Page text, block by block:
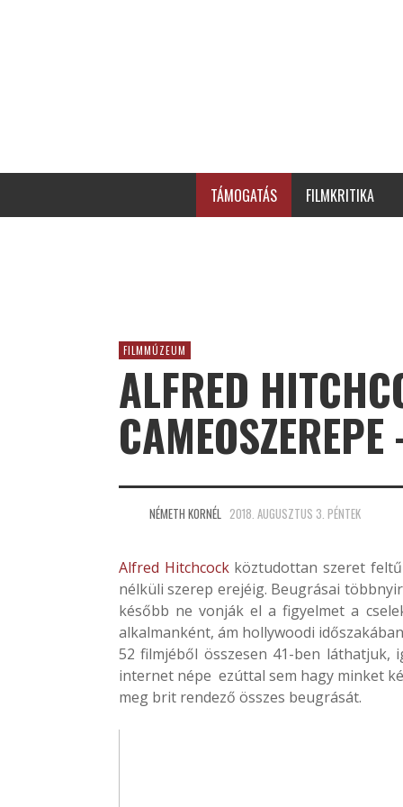
TÁMOGATÁS FILMKRITIKA
FILMMÚZEUM
ALFRED
NÉMETH KORNÉL 2018. AUGUSZTUS 3. PÉNTEK
Alfred Hitchcockköztudottan szeret
nélküli szerep erejéig. Beugrásai
később ne vonják el a figyelmet a
alkalmanként, ám hollywoodi
52 filmjéből összesen 41-ben láthatjuk,
internet népe ezúttal sem hagy minket
meg brit rendező összes beugrását.